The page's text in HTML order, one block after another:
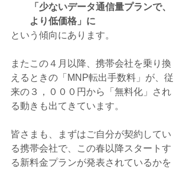
「少ないデータ通信量プランで、
より低価格」に
という傾向にあります。
またこの４月以降、携帯会社を乗り換
えるときの「MNP転出手数料」が、従
来の３，０００円から「無料化」され
る動きも出てきています。
皆さまも、まずはご自分が契約してい
る携帯会社で、この春以降スタートす
る新料金プランが発表されているかを